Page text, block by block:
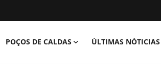
POÇOS DE CALDAS
ÚLTIMAS NÓTICIAS